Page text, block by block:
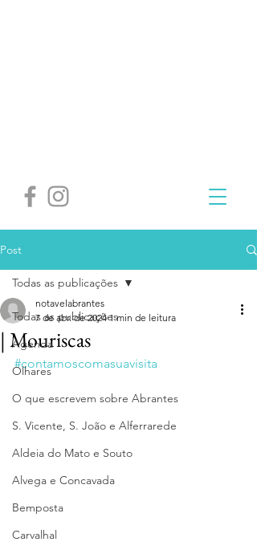
Post
Todas as publicações
Agenda
Olhares
O que escrevem sobre Abrantes
S. Vicente, S. João e Alferrarede
Aldeia do Mato e Souto
Alvega e Concavada
Bemposta
Carvalhal
Todas as publicações
| Mouriscas
notavelabrantes
7 de abr. de 2024 1 min de leitura
#contamoscomasuavisita